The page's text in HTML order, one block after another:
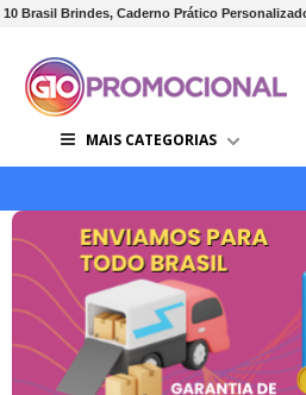
10 Brasil Brindes, Caderno Prático
MAIS CATEGORIAS